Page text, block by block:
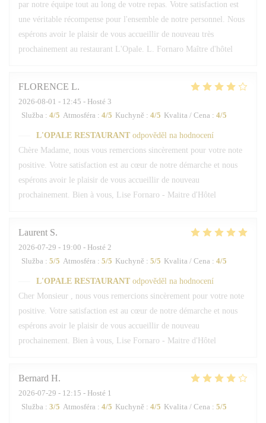
par notre équipe tout au long de votre repas. Votre satisfaction est
une véritable récompense pour l'ensemble de notre personnel. Nous
espérons avoir le plaisir de vous accueillir de nouveau très
prochainement au restaurant L'Opale. L. Fornaro Maître d'hôtel
FLORENCE L
2026-08-01 - 12:45 - Hosté 3
Služba : 4/5 Atmosféra : 4/5 Kuchyně : 4/5 Kvalita / Cena : 4/5
L'OPALE RESTAURANT odpověděl na hodnocení
Chère Madame, nous vous remercions sincèrement pour votre note
positive. Votre satisfaction est au cœur de notre démarche et nous
espérons avoir le plaisir de vous accueillir de nouveau
prochainement. Bien à vous, Lise Fornaro - Maitre d'Hôtel
Laurent S
2026-07-29 - 19:00 - Hosté 2
Služba : 5/5 Atmosféra : 5/5 Kuchyně : 5/5 Kvalita / Cena : 4/5
L'OPALE RESTAURANT odpověděl na hodnocení
Cher Monsieur , nous vous remercions sincèrement pour votre note
positive. Votre satisfaction est au cœur de notre démarche et nous
espérons avoir le plaisir de vous accueillir de nouveau
prochainement. Bien à vous, Lise Fornaro - Maitre d'Hôtel
Bernard H
2026-07-29 - 12:15 - Hosté 1
Služba : 3/5 Atmosféra : 4/5 Kuchyně : 4/5 Kvalita / Cena : 5/5